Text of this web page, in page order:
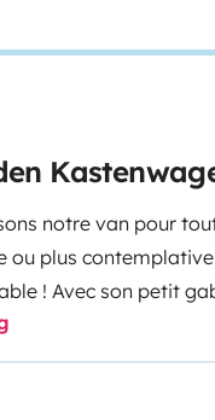
notre van pour
ou plus
! Avec son petit
Vous y trouverez
+ lit dinette pour un